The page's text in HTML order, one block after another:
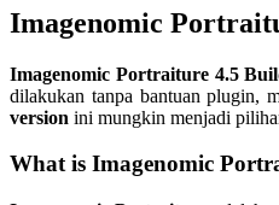
Imagenomic
Imagenomic Portraiture 4.5
dilakukan tanpa bantuan plugin,
version ini mungkin menjadi
What is Imagenomic